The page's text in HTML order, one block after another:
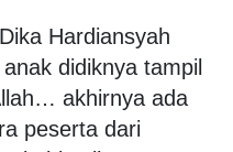
Hardiansyah
didiknya tampil
akhirnya ada
peserta dari